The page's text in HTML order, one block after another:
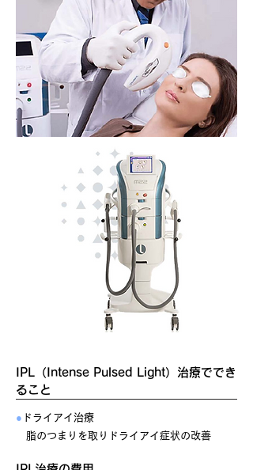
IPL（Intense Pulsed Light）治療ででき
ること
● ドライアイ治療
脂のつまりを取りドライアイ症状の改善